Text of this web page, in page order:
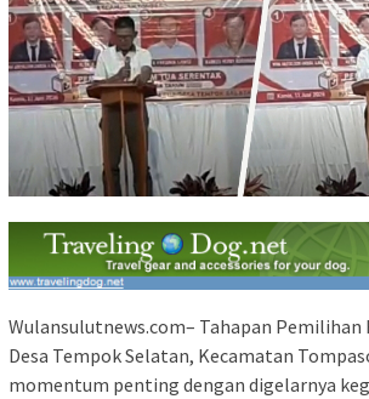
Wulansulutnews.com– Tahapan Pemilihan
Desa Tempok Selatan, Kecamatan
momentum penting dengan digelarnya